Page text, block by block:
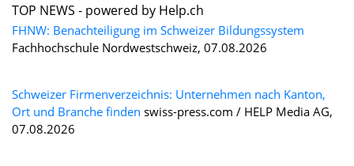
TOP NEWS - powered by Help.ch
FHNW: Benachteiligung im Schweizer Bildungssystem
Fachhochschule Nordwestschweiz, 07.08.2026
Schweizer Firmenverzeichnis: Unternehmen nach Kanton,
Ort und Branche finden swiss-press.com / HELP Media AG,
07.08.2026